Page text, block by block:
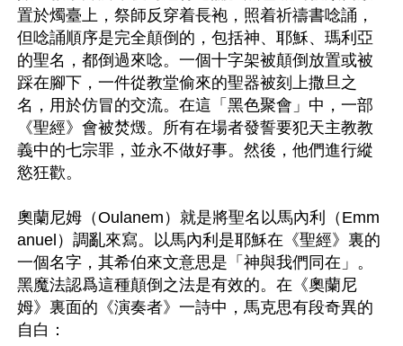
置於燭臺上，祭師反穿着長袍，照着祈禱書唸誦，
但唸誦順序是完全顛倒的，包括神、耶穌、瑪利亞
的聖名，都倒過來唸。一個十字架被顛倒放置或被
踩在腳下，一件從教堂偷來的聖器被刻上撒旦之
名，用於仿冒的交流。在這「黑色聚會」中，一部
《聖經》會被焚燬。所有在場者發誓要犯天主教教
義中的七宗罪，並永不做好事。然後，他們進行縱
慾狂歡。
奧蘭尼姆（Oulanem）就是將聖名以馬內利（Emm
anuel）調亂來寫。以馬內利是耶穌在《聖經》裏的
一個名字，其希伯來文意思是「神與我們同在」。
黑魔法認爲這種顛倒之法是有效的。在《奧蘭尼
姆》裏面的《演奏者》一詩中，馬克思有段奇異的
自白：